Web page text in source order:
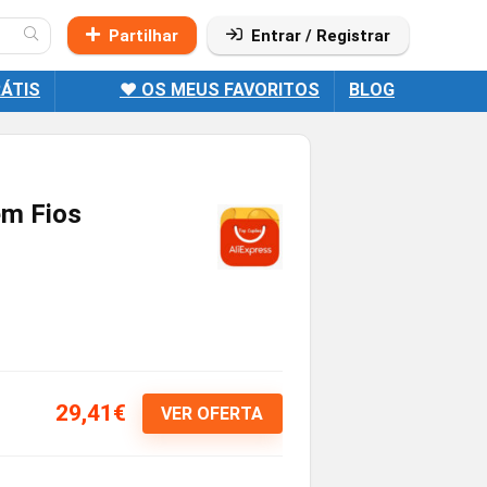
Partilhar Entrar / Registrar
❤️ OS MEUS FAVORITOS BLOG
Fios
29,41€ VER OFERTA